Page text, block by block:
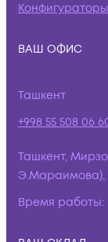
Конфигураторы
ВАШ ОФИС
Ташкент
+998 55 508 06
Ташкент,
Э.Мараимова),
Время работы: